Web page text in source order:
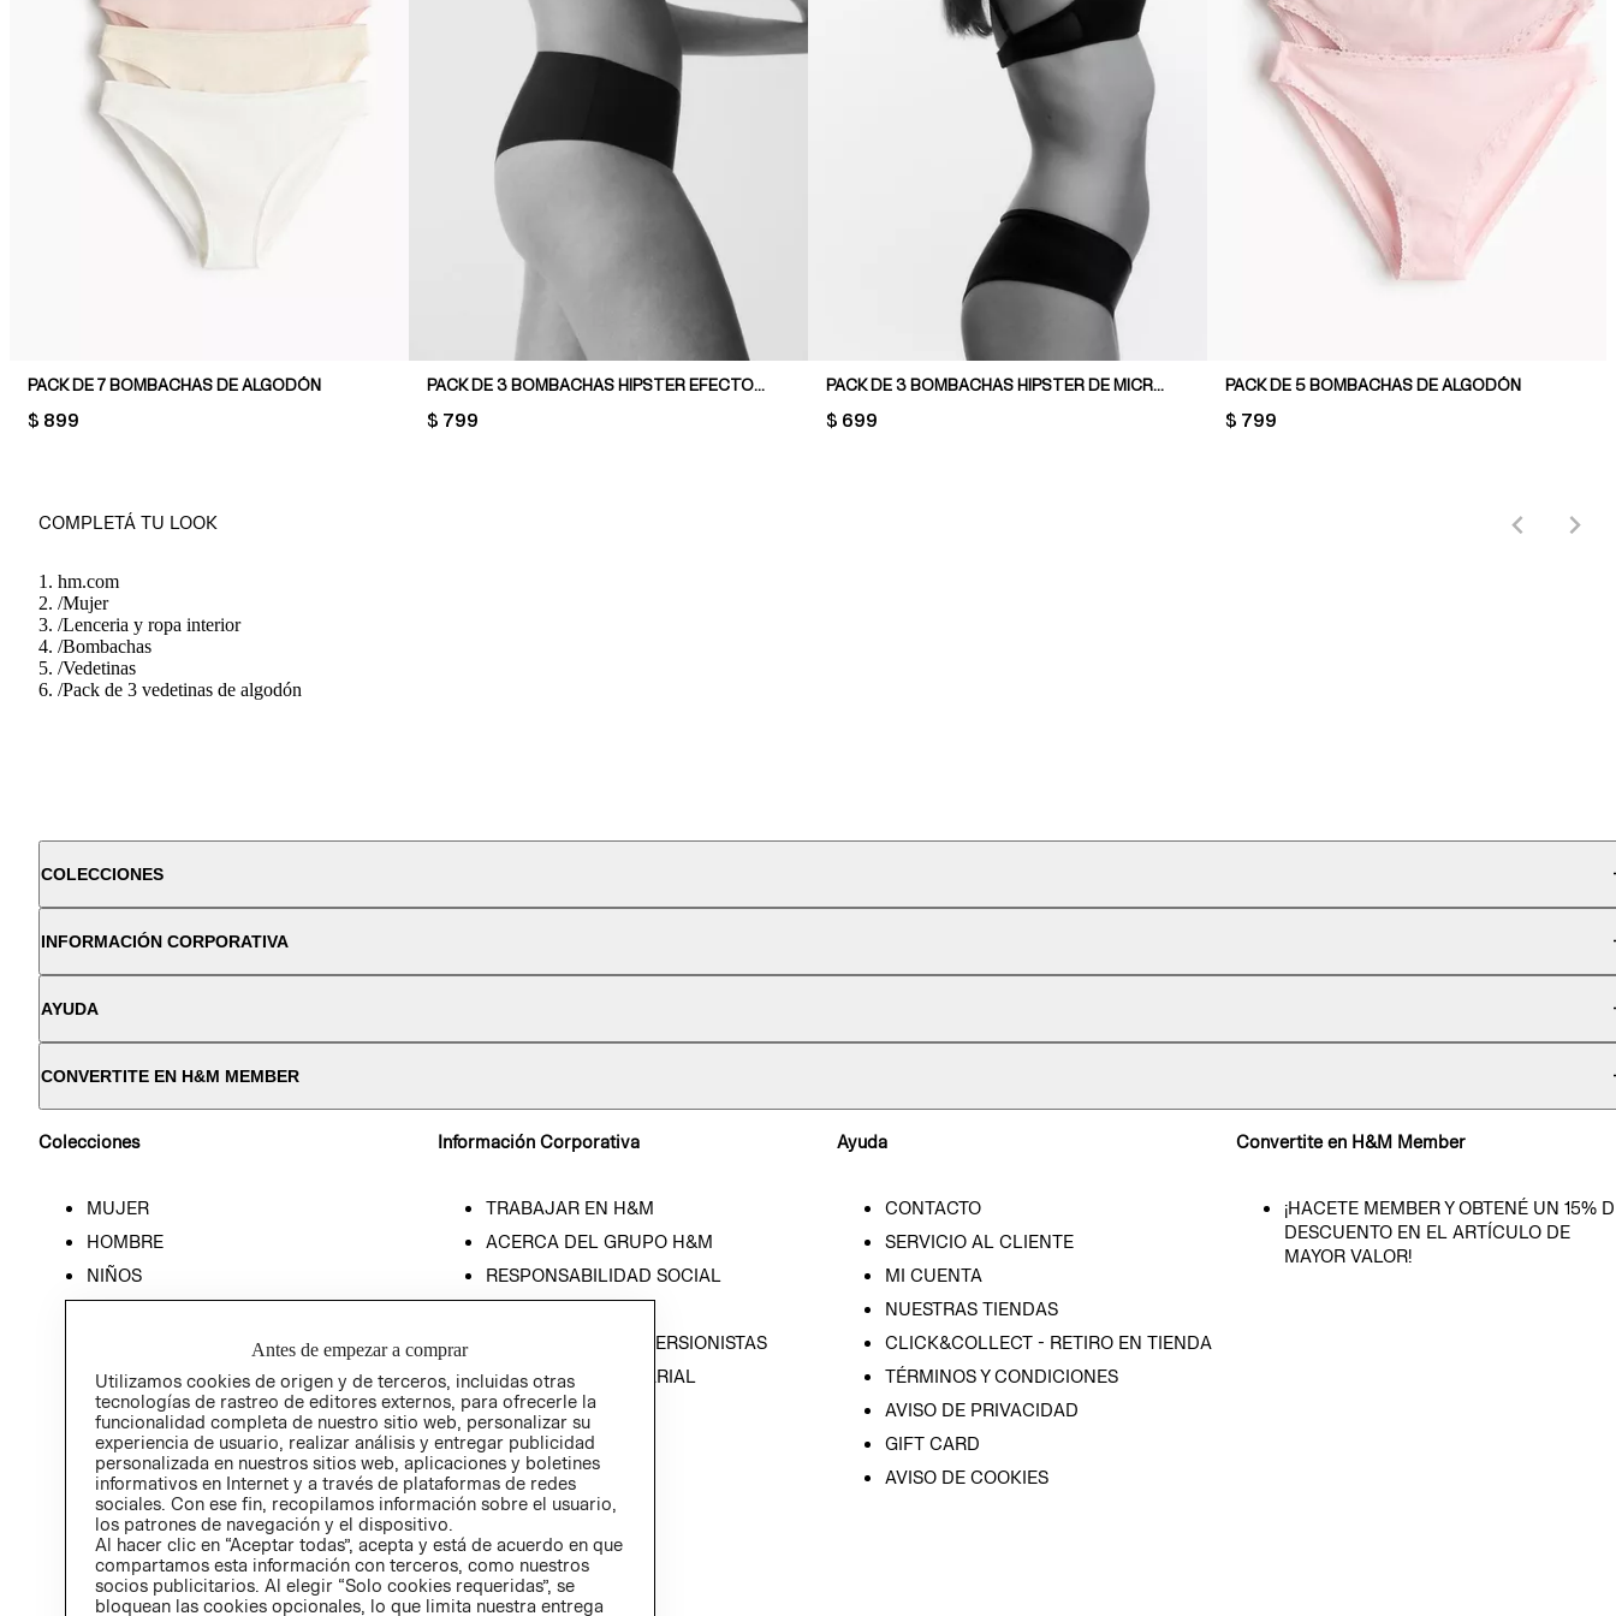
PACK DE 7 BOMBACHAS DE ALGODÓN
PRICE:
$ 899
PACK DE 3 BOMBACHAS HIPSTER EFECTO INVISIBLE
PRICE:
$ 799
PACK DE 3 BOMBACHAS HIPSTER DE MICROFIBRA
PRICE:
$ 699
PACK DE 5 BOMBACHAS DE ALGODÓN
PRICE:
$ 799
COMPLETÁ TU LOOK
hm.com
/Mujer
/Lenceria y ropa interior
/Bombachas
/Vedetinas
/Pack de 3 vedetinas de algodón
COLECCIONES
INFORMACIÓN CORPORATIVA
AYUDA
CONVERTITE EN H&M MEMBER
Colecciones
MUJER
HOMBRE
NIÑOS
Información Corporativa
TRABAJAR EN H&M
ACERCA DEL GRUPO H&M
RESPONSABILIDAD SOCIAL
RELACIÓN CON INVERSIONISTAS
POLÍTICA EMPRESARIAL
Ayuda
CONTACTO
SERVICIO AL CLIENTE
MI CUENTA
NUESTRAS TIENDAS
CLICK&COLLECT - RETIRO EN TIENDA
TÉRMINOS Y CONDICIONES
AVISO DE PRIVACIDAD
GIFT CARD
AVISO DE COOKIES
Convertite en H&M Member
¡HACETE MEMBER Y OBTENÉ UN 15%
DESCUENTO EN EL ARTÍCULO DE
MAYOR VALOR!
Antes de empezar a comprar
Utilizamos cookies de origen y de terceros, incluidas otras
tecnologías de rastreo de editores externos, para ofrecerle la
funcionalidad completa de nuestro sitio web, personalizar su
experiencia de usuario, realizar análisis y entregar publicidad
personalizada en nuestros sitios web, aplicaciones y boletines
informativos en Internet y a través de plataformas de redes
sociales. Con ese fin, recopilamos información sobre el usuario,
los patrones de navegación y el dispositivo.
Al hacer clic en “Aceptar todas”, acepta y está de acuerdo en que
compartamos esta información con terceros, como nuestros
socios publicitarios. Al elegir “Solo cookies requeridas”, se
bloquean las cookies opcionales, lo que limita nuestra entrega